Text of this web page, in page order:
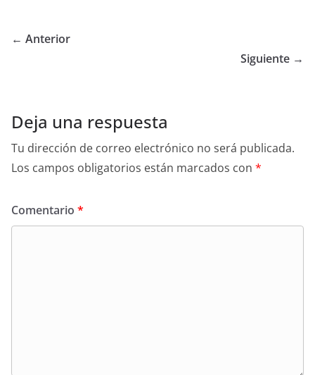
← Anterior
Siguiente →
Deja una respuesta
Tu dirección de correo electrónico no será publicada.
Los campos obligatorios están marcados con *
Comentario *